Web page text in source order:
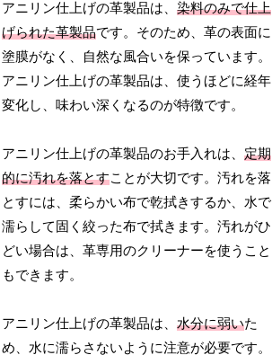
アニリン仕上げの革製品は、染料のみで仕上
げられた革製品です。そのため、革の表面に
塗膜がなく、自然な風合いを保っています。
アニリン仕上げの革製品は、使うほどに経年
変化し、味わい深くなるのが特徴です。
アニリン仕上げの革製品のお手入れは、定期
的に汚れを落とすことが大切です。汚れを落
とすには、柔らかい布で乾拭きするか、水で
濡らして固く絞った布で拭きます。汚れがひ
どい場合は、革専用のクリーナーを使うこと
もできます。
アニリン仕上げの革製品は、水分に弱いた
め、水に濡らさないように注意が必要です。